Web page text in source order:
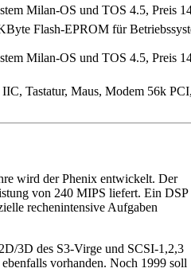
Milan-OS und TOS 4.5, Preis
Flash-EPROM für
Milan-OS und TOS 4.5, Preis
Tastatur, Maus, Modem 56k
wird der Phenix entwickelt. Der
von 240 MIPS liefert. Ein DSP
rechenintensive Aufgaben
3D des S3-Virge und SCSI-1,2,3
vorhanden. Noch 1999 soll